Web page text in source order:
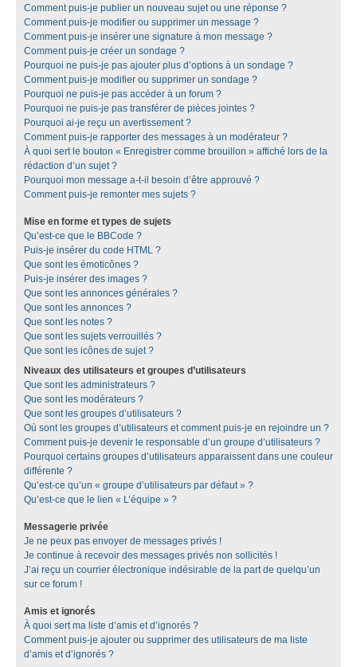
Comment puis-je publier un nouveau sujet ou une réponse ?
Comment puis-je modifier ou supprimer un message ?
Comment puis-je insérer une signature à mon message ?
Comment puis-je créer un sondage ?
Pourquoi ne puis-je pas ajouter plus d’options à un sondage ?
Comment puis-je modifier ou supprimer un sondage ?
Pourquoi ne puis-je pas accéder à un forum ?
Pourquoi ne puis-je pas transférer de pièces jointes ?
Pourquoi ai-je reçu un avertissement ?
Comment puis-je rapporter des messages à un modérateur ?
À quoi sert le bouton « Enregistrer comme brouillon » affiché lors de la
rédaction d’un sujet ?
Pourquoi mon message a-t-il besoin d’être approuvé ?
Comment puis-je remonter mes sujets ?
Mise en forme et types de sujets
Qu’est-ce que le BBCode ?
Puis-je insérer du code HTML ?
Que sont les émoticônes ?
Puis-je insérer des images ?
Que sont les annonces générales ?
Que sont les annonces ?
Que sont les notes ?
Que sont les sujets verrouillés ?
Que sont les icônes de sujet ?
Niveaux des utilisateurs et groupes d’utilisateurs
Que sont les administrateurs ?
Que sont les modérateurs ?
Que sont les groupes d’utilisateurs ?
Où sont les groupes d’utilisateurs et comment puis-je en rejoindre un ?
Comment puis-je devenir le responsable d’un groupe d’utilisateurs ?
Pourquoi certains groupes d’utilisateurs apparaissent dans une couleur
différente ?
Qu’est-ce qu’un « groupe d’utilisateurs par défaut » ?
Qu’est-ce que le lien « L’équipe » ?
Messagerie privée
Je ne peux pas envoyer de messages privés !
Je continue à recevoir des messages privés non sollicités !
J’ai reçu un courrier électronique indésirable de la part de quelqu’un
sur ce forum !
Amis et ignorés
À quoi sert ma liste d’amis et d’ignorés ?
Comment puis-je ajouter ou supprimer des utilisateurs de ma liste
d’amis et d’ignorés ?